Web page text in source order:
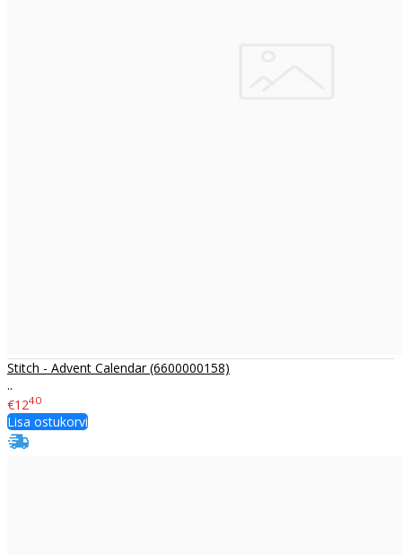
Stitch - Advent Calendar (6600000158)
..
€1240
Lisa ostukorvi